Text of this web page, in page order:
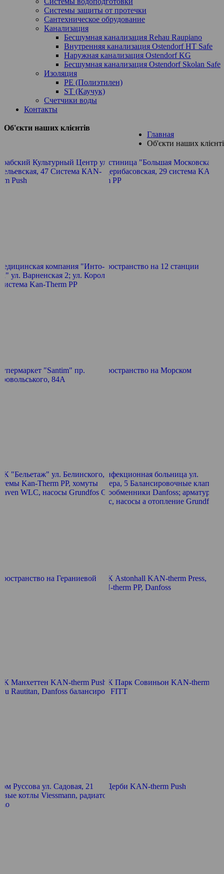
Системы защиты от протечки
Сантехническое обрудование
Канализация
Бесшумная канализация Rehau Raupiano
Внутренняя канализация Ostendorf HT Safe
Наружная канализация Ostendorf KG
Бесшумная канализация Ostendorf Skolan Safe
Изоляция
PE (Полиэтилен)
ST (Каучук)
Счетчики воды
Контакты
Главная
Об'єкти наших
Об'єкти наших клієнтів